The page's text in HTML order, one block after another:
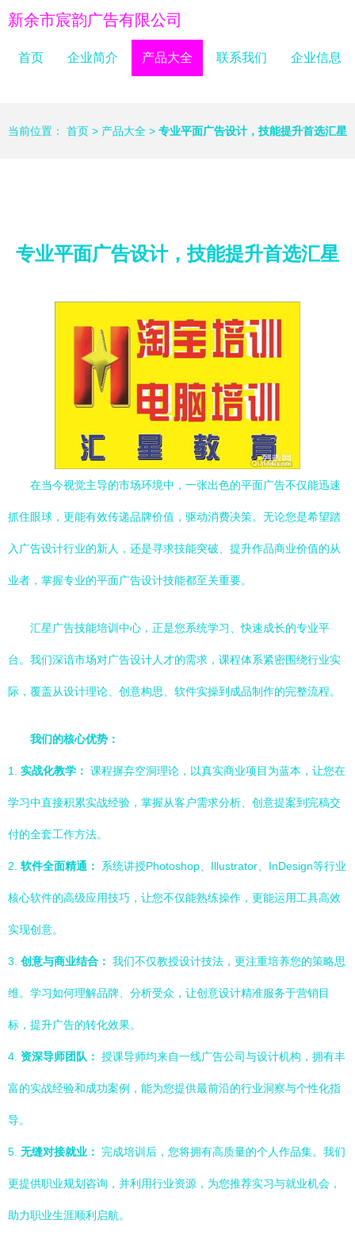
新余市宸韵广告有限公司
首页 企业简介 产品大全 联系我们 企业信息
当前位置： 首页 > 产品大全 > 专业平面广告设计，技能提升首选汇星
专业平面广告设计，技能提升首选汇星
在当今视觉主导的市场环境中，一张出色的平面广告不仅能迅速
抓住眼球，更能有效传递品牌价值，驱动消费决策。无论您是希望踏
入广告设计行业的新人，还是寻求技能突破、提升作品商业价值的从
业者，掌握专业的平面广告设计技能都至关重要。
汇星广告技能培训中心，正是您系统学习、快速成长的专业平
台。我们深谙市场对广告设计人才的需求，课程体系紧密围绕行业实
际，覆盖从设计理论、创意构思、软件实操到成品制作的完整流程。
我们的核心优势：
1. 实战化教学： 课程摒弃空洞理论，以真实商业项目为蓝本，让您在
学习中直接积累实战经验，掌握从客户需求分析、创意提案到完稿交
付的全套工作方法。
2. 软件全面精通： 系统讲授Photoshop、Illustrator、InDesign等行业
核心软件的高级应用技巧，让您不仅能熟练操作，更能运用工具高效
实现创意。
3. 创意与商业结合： 我们不仅教授设计技法，更注重培养您的策略思
维。学习如何理解品牌、分析受众，让创意设计精准服务于营销目
标，提升广告的转化效果。
4. 资深导师团队： 授课导师均来自一线广告公司与设计机构，拥有丰
富的实战经验和成功案例，能为您提供最前沿的行业洞察与个性化指
导。
5. 无缝对接就业： 完成培训后，您将拥有高质量的个人作品集。我们
更提供职业规划咨询，并利用行业资源，为您推荐实习与就业机会，
助力职业生涯顺利启航。